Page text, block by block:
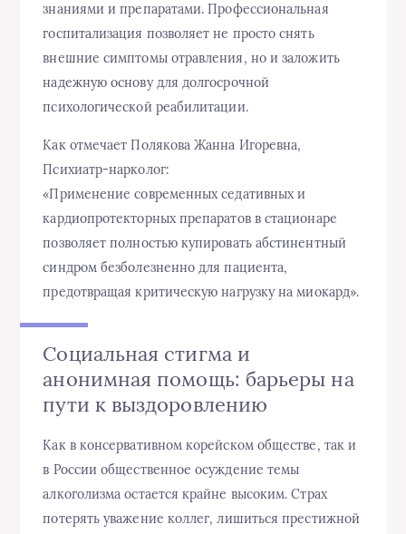
знаниями и препаратами. Профессиональная
госпитализация позволяет не просто снять
внешние симптомы отравления, но и заложить
надежную основу для долгосрочной
психологической реабилитации.
Как отмечает Полякова Жанна Игоревна,
Психиатр-нарколог:
«Применение современных седативных и
кардиопротекторных препаратов в стационаре
позволяет полностью купировать абстинентный
синдром безболезненно для пациента,
предотвращая критическую нагрузку на миокард».
Социальная стигма и
анонимная помощь: барьеры на
пути к выздоровлению
Как в консервативном корейском обществе, так и
в России общественное осуждение темы
алкоголизма остается крайне высоким. Страх
потерять уважение коллег, лишиться престижной